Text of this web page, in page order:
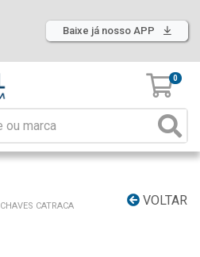
Baixe já nosso APP
0
VOLTAR
CHAVES CATRACA